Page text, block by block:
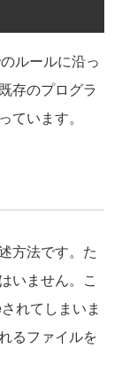
ルールに沿っ
存のプログラ
います。
方法です。た
いません。こ
れてしまいま
るファイルを